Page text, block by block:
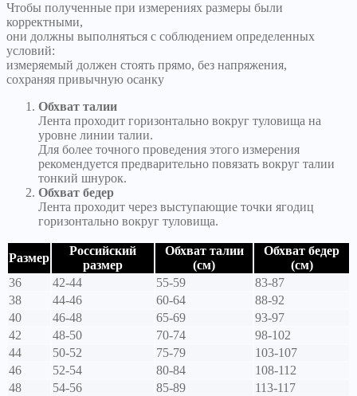
Чтобы полученные при измерениях размеры были
корректными,
они должны выполняться с соблюдением определенных
условий:
измеряемый должен стоять прямо, без напряжения,
сохраняя привычную осанку
Обхват талии
Лента проходит горизонтально вокруг туловища на
уровне линии талии.
Для более точного проведения этого измерения
рекомендуется предварительно повязать вокруг талии
тонкий шнурок.
Обхват бедер
Лента проходит через выступающие точки ягодиц
горизонтально вокруг туловища.
Размер
Российский
размер
Обхват талии
(см)
Обхват бедер
(см)
36
42-44 55-59
83-87
38
44-46 60-64
88-92
40
46-48 65-69
93-97
42
48-50 70-74
98-102
44
50-52 75-79
103-107
46
52-54 80-84
108-112
48
54-56 85-89
113-117